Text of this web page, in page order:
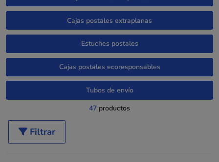
Cajas postales extraplanas
Estuches postales
Cajas postales ecoresponsables
Tubos de envío
47 productos
Filtrar